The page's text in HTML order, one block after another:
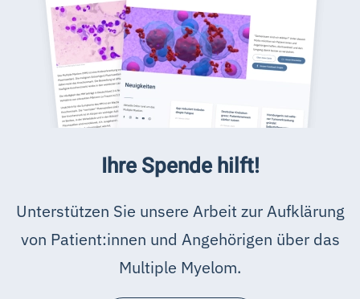
Ihre Spende hilft!
Unterstützen Sie unsere Arbeit zur Aufklärung
von Patient:innen und Angehörigen über das
Multiple Myelom.